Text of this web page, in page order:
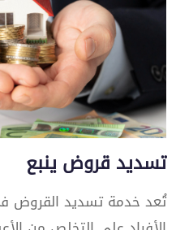
تسديد قروض ينبع
تُعد خدمة تسديد القروض